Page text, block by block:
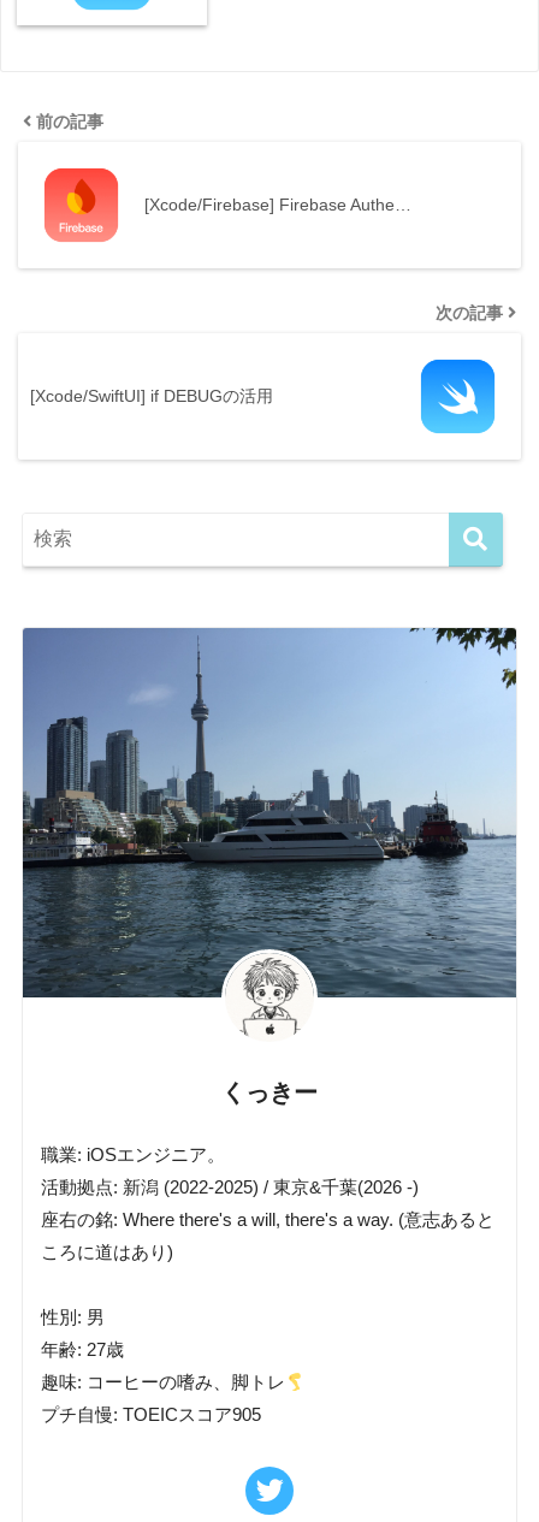
前の記事
[Xcode/Firebase] Firebase Authe…
次の記事
[Xcode/SwiftUI] if DEBUGの活用
くっきー
職業: iOSエンジニア。
活動拠点: 新潟 (2022-2025) / 東京&千葉(2026 -)
座右の銘: Where there's a will, there's a way. (意志あると
ころに道はあり)
性別: 男
年齢: 27歳
趣味: コーヒーの嗜み、脚トレ
プチ自慢: TOEICスコア905